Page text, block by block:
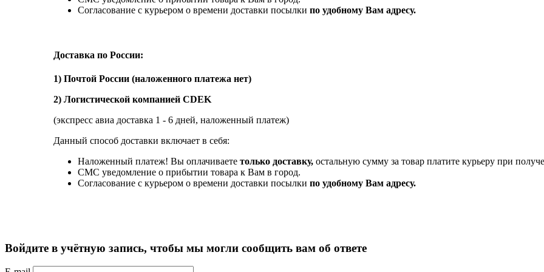
Согласование с курьером о времени доставки посылки по удобному Вам адресу.
Доставка по России:
1) Почтой России (наложенного платежа нет)
2) Логистической компанией CDEK
(экспресс авиа доставка 1 - 6 дней, наложенный платеж)
Данный способ доставки включает в себя:
Наложенный платеж! Вы оплачиваете только доставку, остальную сумму за товар платите курьеру при
СМС уведомление о прибытии товара к Вам в город.
Согласование с курьером о времени доставки посылки по удобному Вам адресу.
Войдите в учётную запись, чтобы мы могли сообщить вам об ответе